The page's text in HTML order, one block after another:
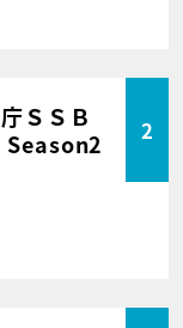
ＳＳＢ
Season2
2